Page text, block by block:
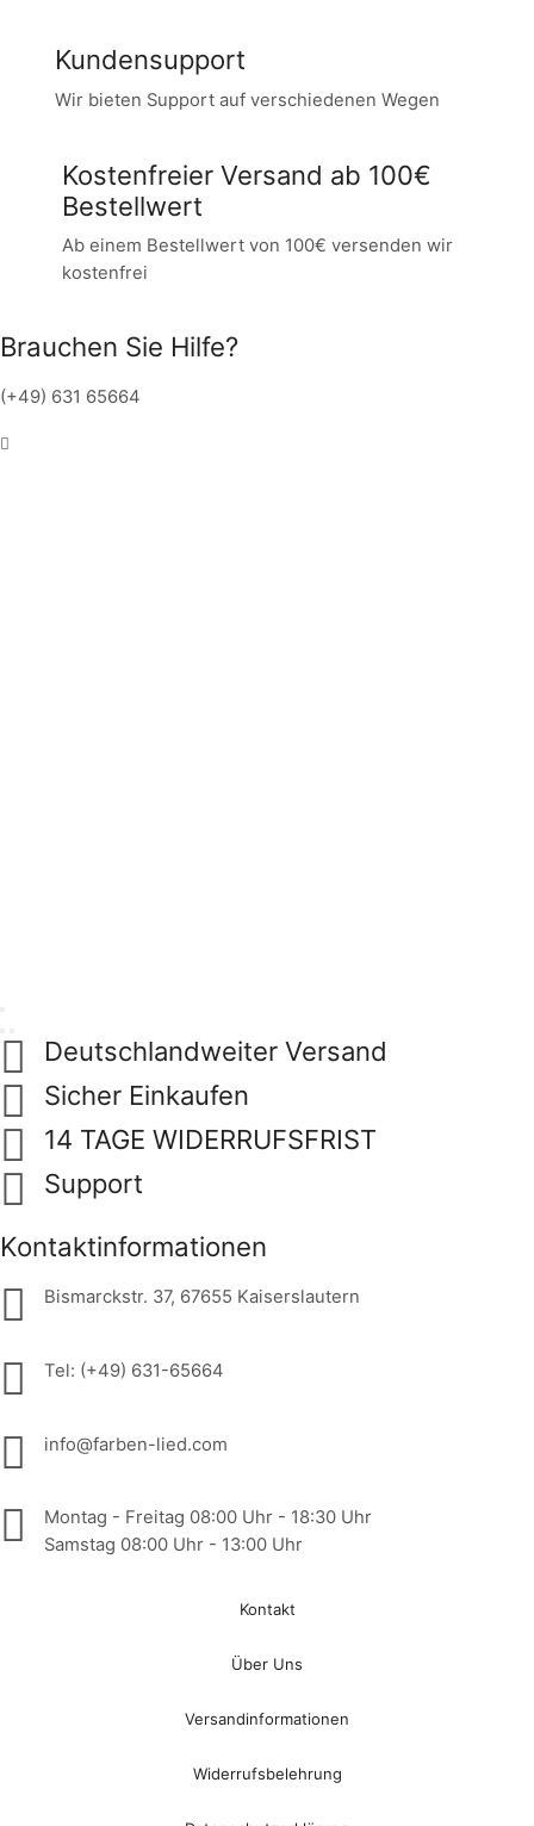
Kundensupport
Wir bieten Support auf verschiedenen Wegen
Kostenfreier Versand ab 100€
Bestellwert
Ab einem Bestellwert von 100€ versenden wir
kostenfrei
Brauchen Sie Hilfe?
(+49) 631 65664
Deutschlandweiter Versand
Sicher Einkaufen
14 TAGE WIDERRUFSFRIST
Support
Kontaktinformationen
Bismarckstr. 37, 67655 Kaiserslautern
Tel: (+49) 631-65664
info@farben-lied.com
Montag - Freitag 08:00 Uhr - 18:30 Uhr
Samstag 08:00 Uhr - 13:00 Uhr
Kontakt
Über Uns
Versandinformationen
Widerrufsbelehrung